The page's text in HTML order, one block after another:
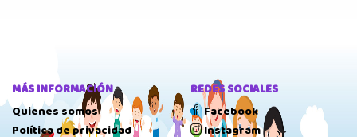
MÁS INFORMACIÓN
Quienes somos
Política de privacidad
REDES SOCIALES
Facebook
Instagram